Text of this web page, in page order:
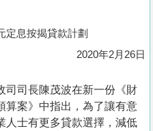
定息按揭貸款計劃
2020年2月26日
司司長陳茂波在新一份《財
算案》中指出，為了讓有意
人士有更多貸款選擇，減低